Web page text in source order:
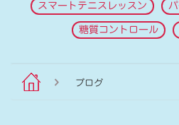
スマートテニスレッスン
糖質コントロール
ブログ